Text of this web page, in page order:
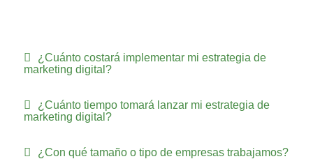
¿Cuánto costará implementar mi estrategia de
marketing digital?
¿Cuánto tiempo tomará lanzar mi estrategia de
marketing digital?
¿Con qué tamaño o tipo de empresas trabajamos?